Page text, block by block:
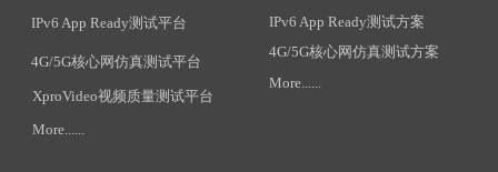
4G/5G核心网仿真测试方案
IPv6 App Ready测试方案
More......
4G/5G核心网仿真测试平台
IPv6 App Ready测试平台
More......
XproVideo视频质量测试平台